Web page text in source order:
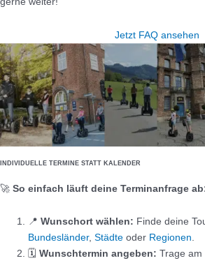
Jetzt FAQ ansehen
INDIVIDUELLE TERMINE STATT KALENDER
🚀 So einfach läuft deine Terminanfrage
📍 Wunschort wählen: Finde deine
Bundesländer, Städte oder Regionen.
🗓️ Wunschtermin angeben: Trage am